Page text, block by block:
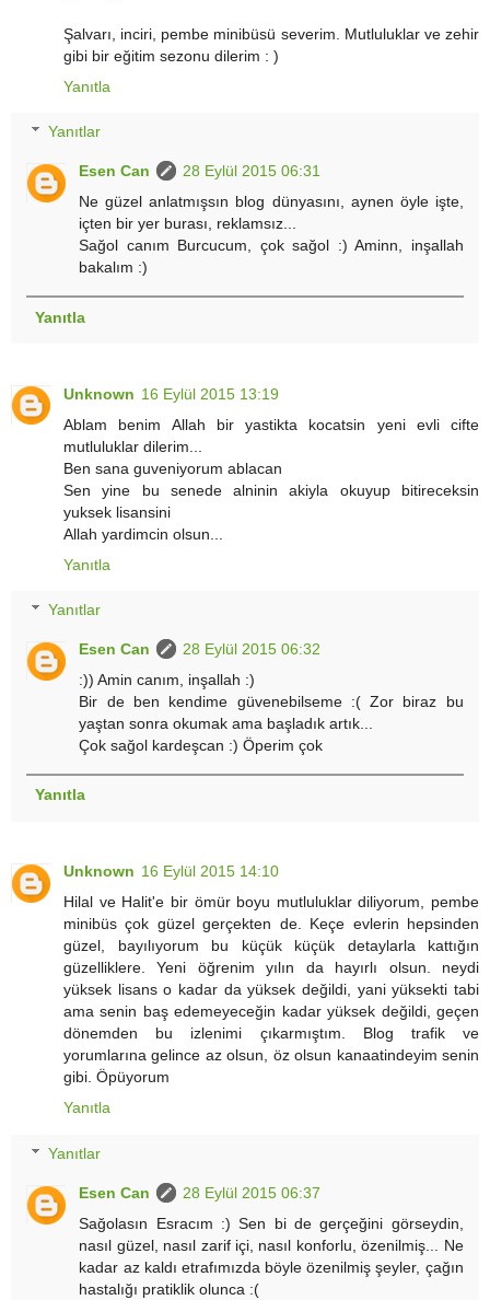
Şalvarı, inciri, pembe minibüsü severim. Mutluluklar ve zehir
gibi bir eğitim sezonu dilerim : )
Yanıtla
Yanıtlar
Esen Can
28 Eylül 2015 06:31
Ne güzel anlatmışsın blog dünyasını, aynen öyle işte,
içten bir yer burası, reklamsız...
Sağol canım Burcucum, çok sağol :) Aminn, inşallah
bakalım :)
Yanıtla
Unknown 16 Eylül 2015 13:19
Ablam benim Allah bir yastikta kocatsin yeni evli cifte
mutluluklar dilerim...
Ben sana guveniyorum ablacan
Sen yine bu senede alninin akiyla okuyup bitireceksin
yuksek lisansini
Allah yardimcin olsun...
Yanıtla
Yanıtlar
Esen Can
28 Eylül 2015 06:32
:)) Amin canım, inşallah :)
Bir de ben kendime güvenebilseme :( Zor biraz bu
yaştan sonra okumak ama başladık artık...
Çok sağol kardeşcan :) Öperim çok
Yanıtla
Unknown 16 Eylül 2015 14:10
Hilal ve Halit'e bir ömür boyu mutluluklar diliyorum, pembe
minibüs çok güzel gerçekten de. Keçe evlerin hepsinden
güzel, bayılıyorum bu küçük küçük detaylarla kattığın
güzelliklere. Yeni öğrenim yılın da hayırlı olsun. neydi
yüksek lisans o kadar da yüksek değildi, yani yüksekti tabi
ama senin baş edemeyeceğin kadar yüksek değildi, geçen
dönemden bu izlenimi çıkarmıştım. Blog trafik ve
yorumlarına gelince az olsun, öz olsun kanaatindeyim senin
gibi. Öpüyorum
Yanıtla
Yanıtlar
Esen Can
28 Eylül 2015 06:37
Sağolasın Esracım :) Sen bi de gerçeğini görseydin,
nasıl güzel, nasıl zarif içi, nasıl konforlu, özenilmiş... Ne
kadar az kaldı etrafımızda böyle özenilmiş şeyler, çağın
hastalığı pratiklik olunca :(